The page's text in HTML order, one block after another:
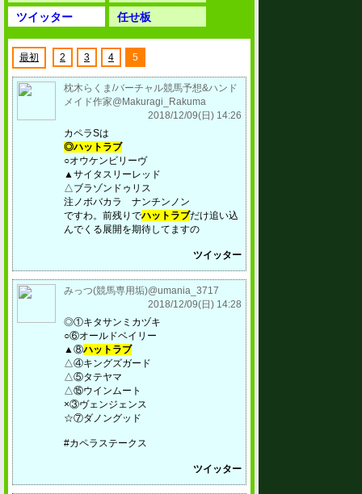
ツイッター
任せ板
最初 2 3 4 5
枕木らくま/バーチャル競馬予想&ハンド
メイド作家@Makuragi_Rakuma
2018/12/09(日) 14:26
カペラSは
◎ハットラブ
○オウケンビリーヴ
▲サイタスリーレッド
△ブラゾンドゥリス
注ノボバカラ ナンチンノン
ですわ。前残りでハットラブだけ追い込
んでくる展開を期待してますの
ツイッター
みっつ(競馬専用垢)@umania_3717
2018/12/09(日) 14:28
◎①キタサンミカヅキ
○⑥オールドベイリー
▲⑧ハットラブ
△④キングズガード
△⑤タテヤマ
△⑮ウインムート
×③ヴェンジェンス
☆⑦ダノングッド
#カペラステークス
ツイッター